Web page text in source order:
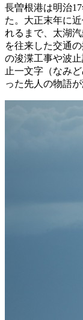
長曽根港は明治
た。大正末年に
れるまで、太湖
を往来した交通
の浚渫工事や波
止一文字（なみ
った先人の物語が